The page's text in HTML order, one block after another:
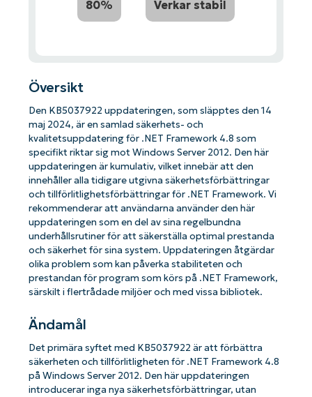
80% Verkar stabil
Översikt
Den KB5037922 uppdateringen, som släpptes den 14
maj 2024, är en samlad säkerhets- och
kvalitetsuppdatering för .NET Framework 4.8 som
specifikt riktar sig mot Windows Server 2012. Den här
uppdateringen är kumulativ, vilket innebär att den
innehåller alla tidigare utgivna säkerhetsförbättringar
och tillförlitlighetsförbättringar för .NET Framework. Vi
rekommenderar att användarna använder den här
uppdateringen som en del av sina regelbundna
underhållsrutiner för att säkerställa optimal prestanda
och säkerhet för sina system. Uppdateringen åtgärdar
olika problem som kan påverka stabiliteten och
prestandan för program som körs på .NET Framework,
särskilt i flertrådade miljöer och med vissa bibliotek.
Ändamål
Det primära syftet med KB5037922 är att förbättra
säkerheten och tillförlitligheten för .NET Framework 4.8
på Windows Server 2012. Den här uppdateringen
introducerar inga nya säkerhetsförbättringar, utan